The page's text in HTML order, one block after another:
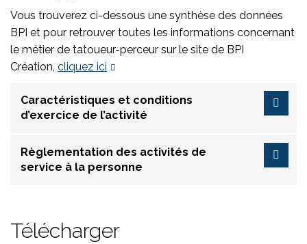
Vous trouverez ci-dessous une synthèse des données
BPI et pour retrouver toutes les informations concernant
le métier de tatoueur-perceur sur le site de BPI
Création, cliquez ici
Caractéristiques et conditions
d’exercice de l’activité
Règlementation des activités de
service à la personne
Télécharger